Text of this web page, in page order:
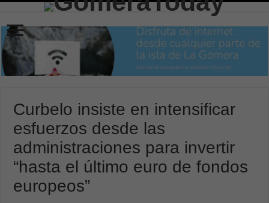
Curbelo insiste en intensificar
esfuerzos desde las
administraciones para invertir
“hasta el último euro de fondos
europeos”